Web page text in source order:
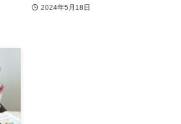
2024年5月18日